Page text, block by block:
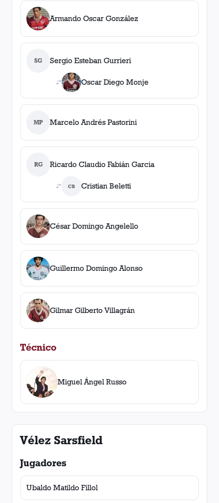
Armando Oscar González
SG Sergio Esteban Gurrieri
Oscar Diego Monje
MP Marcelo Andrés Pastorini
RG Ricardo Claudio Fabián Garcia
CB Cristian Beletti
César Domingo Angelello
Guillermo Domingo Alonso
Gilmar Gilberto Villagrán
Técnico
Miguel Ángel Russo
Vélez Sarsfield
Jugadores
Ubaldo Matildo Fillol